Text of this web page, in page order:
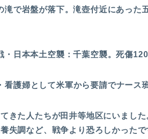
滝で岩盤が落下。滝壺付近にあった
日本本土空襲：千葉空襲。死傷
看護婦として米軍から要請でナース
きた人たちが田井等地区にいまし
失調など、戦争より恐ろしかった